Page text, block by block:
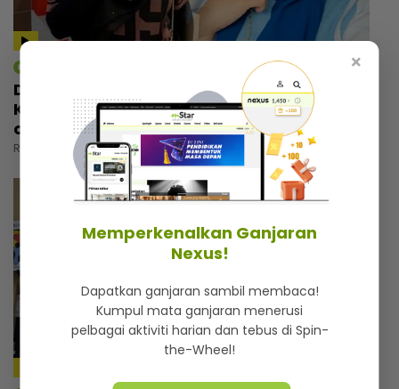
Dikecam kerana status ibu tunggal, Ayu
Kepoh pilih abaikan... “Kadang-kadang
orang cakap patutlah bercerai”
Rabu, 05 Ogos 2026 5:30 PM
×
Memperkenalkan Ganjaran
Nexus!
Dapatkan ganjaran sambil membaca!
Kumpul mata ganjaran menerusi
pelbagai aktiviti harian dan tebus di Spin-
the-Wheel!